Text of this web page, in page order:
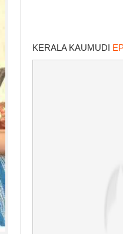
KERALA KAUMUDI